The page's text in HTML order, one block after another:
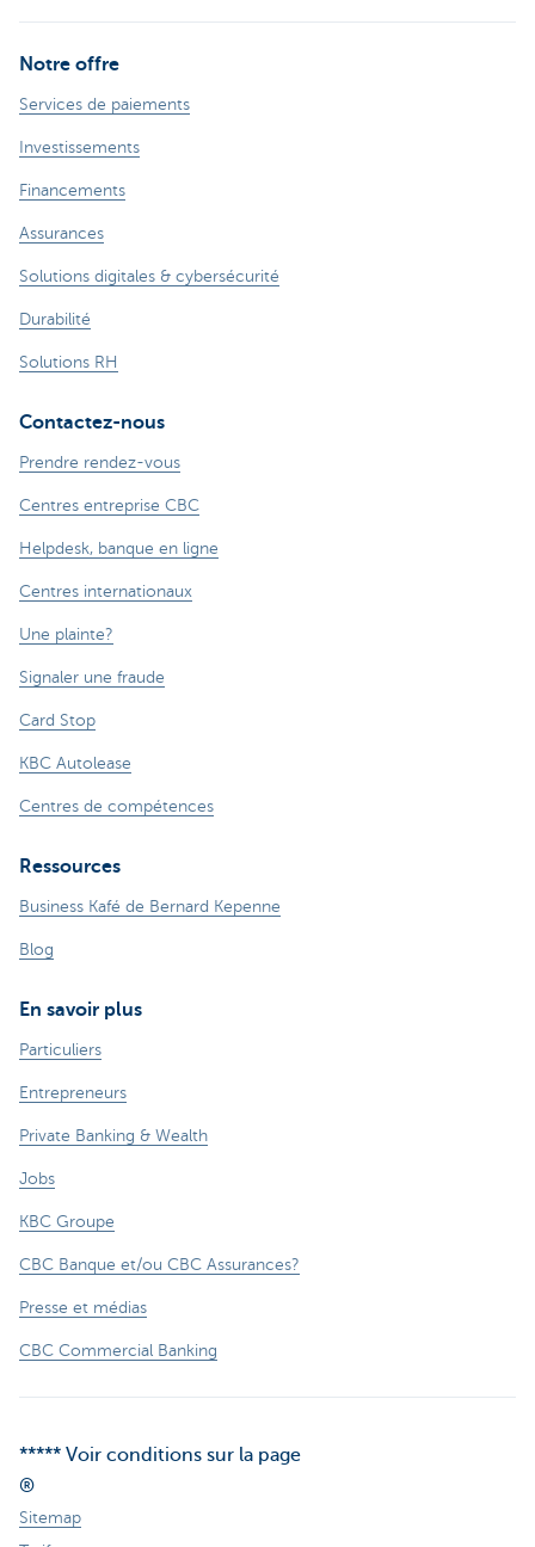
Notre offre
Services de paiements
Investissements
Financements
Assurances
Solutions digitales & cybersécurité
Durabilité
Solutions RH
Contactez-nous
Prendre rendez-vous
Centres entreprise CBC
Helpdesk, banque en ligne
Centres internationaux
Une plainte?
Signaler une fraude
Card Stop
KBC Autolease
Centres de compétences
Ressources
Business Kafé de Bernard Kepenne
Blog
En savoir plus
Particuliers
Entrepreneurs
Private Banking & Wealth
Jobs
KBC Groupe
CBC Banque et/ou CBC Assurances?
Presse et médias
CBC Commercial Banking
***** Voir conditions sur la page
®
Sitemap